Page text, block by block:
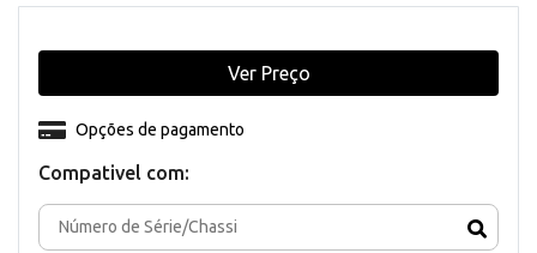
Compativel com:
Opções de pagamento
Ver Preço